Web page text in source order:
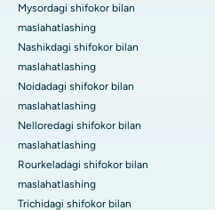
Mysordagi shifokor bilan
maslahatlashing
Nashikdagi shifokor bilan
maslahatlashing
Noidadagi shifokor bilan
maslahatlashing
Nelloredagi shifokor bilan
maslahatlashing
Rourkeladagi shifokor bilan
maslahatlashing
Trichidagi shifokor bilan